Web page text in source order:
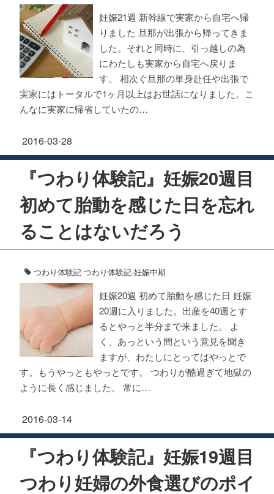
妊娠21週 新幹線で実家から自宅へ帰
りました 旦那が出張から帰ってきま
した。それと同時に、引っ越しの為
にわたしも実家から自宅へ戻りま
す。 相次ぐ旦那の単身赴任や出張で
実家にはトータルで1ヶ月以上はお世話になりました。こ
んなに実家に帰省していたの…
2016-03-28
『つわり体験記』妊娠20週目
初めて胎動を感じた日を忘れ
ることはないだろう
つわり体験記 つわり体験記-妊娠中期
妊娠20週 初めて胎動を感じた日 妊娠
20週に入りました。出産を40週とす
るとやっと半分まで来ました。 よ
く、あっという間という意見を聞き
ますが、わたしにとってはやっとで
す。もうやっともやっとです。 つわりが酷過ぎて地獄の
ように長く感じました。 常に…
2016-03-14
『つわり体験記』妊娠19週目
つわり妊婦の外食選びのポイ